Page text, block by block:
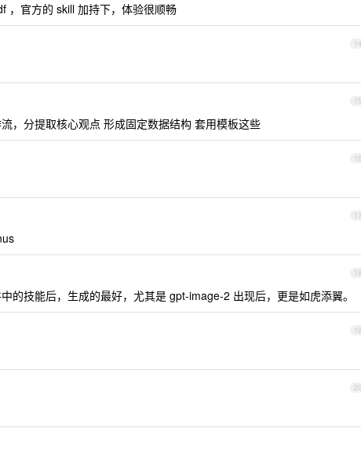
，官方的 skill 加持下，体验很顺畅
14
15
，分提取核心观点 形成固定数据结构 套用模板这些
16
17
18
的技能后，生成的最好，尤其是 gpt-image-2 出现后，更是如虎添翼。
19
20